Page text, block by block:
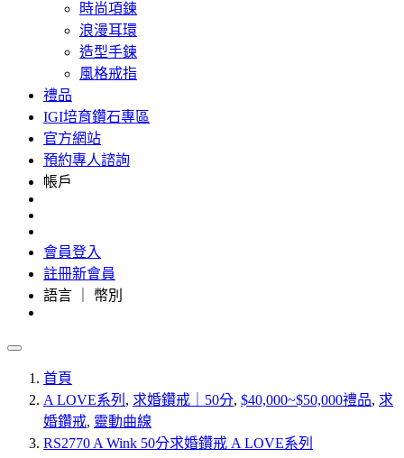
時尚項鍊
浪漫耳環
造型手鍊
風格戒指
禮品
IGI培育鑽石專區
官方網站
預約專人諮詢
帳戶
會員登入
註冊新會員
語言 ｜ 幣別
首頁
A LOVE系列 , 求婚鑽戒｜50分, $40,000~$50,000禮品, 求
婚鑽戒, 靈動曲線
RS2770 A Wink 50分求婚鑽戒 A LOVE系列